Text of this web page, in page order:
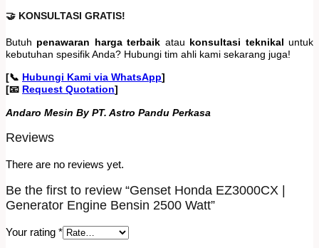
🤝 KONSULTASI GRATIS!
Butuh penawaran harga terbaik atau konsultasi teknikal
untuk
kebutuhan spesifik Anda? Hubungi tim ahli kami sekarang juga!
[📞 Hubungi Kami via WhatsApp]
[📧 Request Quotation]
Andaro Mesin By PT. Astro Pandu Perkasa
Reviews
There are no reviews yet.
Be the first to review “Genset Honda EZ3000CX |
Generator Engine Bensin 2500 Watt”
Your rating *